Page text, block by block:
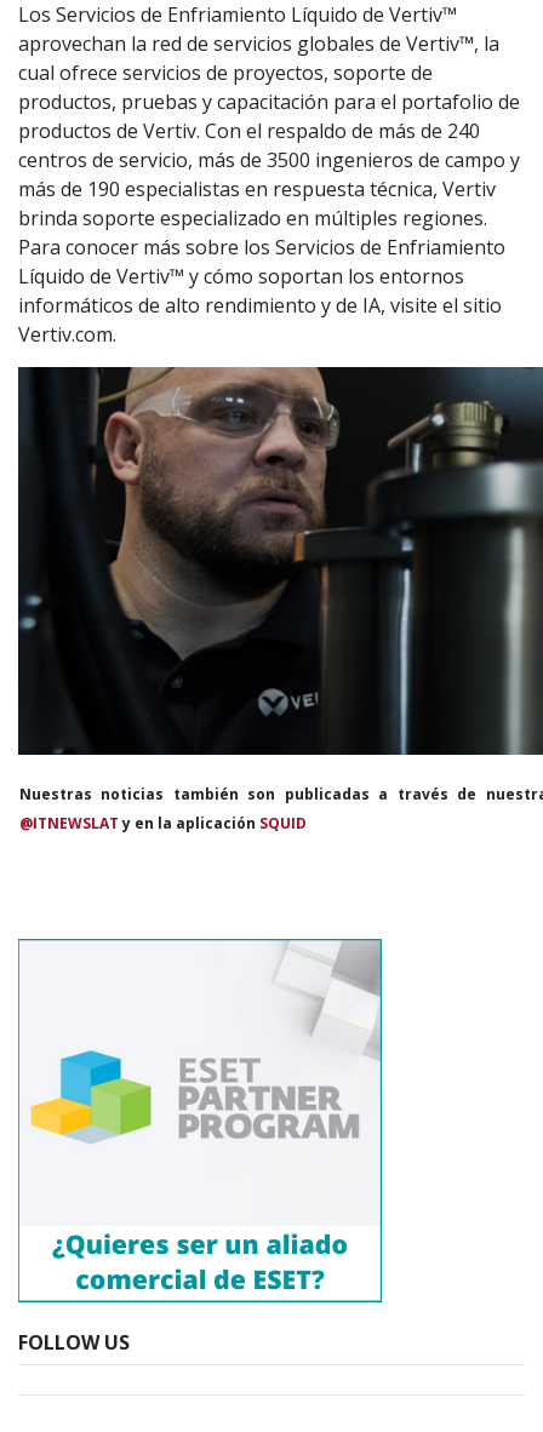
Los Servicios de Enfriamiento Líquido de Vertiv™
aprovechan la red de servicios globales de Vertiv™, la
cual ofrece servicios de proyectos, soporte de
productos, pruebas y capacitación para el portafolio de
productos de Vertiv. Con el respaldo de más de 240
centros de servicio, más de 3500 ingenieros de campo y
más de 190 especialistas en respuesta técnica, Vertiv
brinda soporte especializado en múltiples regiones.
Para conocer más sobre los Servicios de Enfriamiento
Líquido de Vertiv™ y cómo soportan los entornos
informáticos de alto rendimiento y de IA, visite el sitio
Vertiv.com.
Nuestras noticias también son publicadas a través de
@ITNEWSLATy en la aplicación SQUID
FOLLOW US